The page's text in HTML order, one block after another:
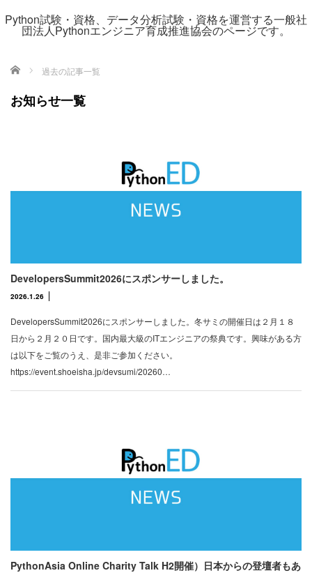
Python試験・資格、データ分析試験・資格を運営する一般社
団法人Pythonエンジニア育成推進協会のページです。
ホーム 過去の記事一覧
お知らせ一覧
DevelopersSummit2026にスポンサーしました。
2026.1.26
DevelopersSummit2026にスポンサーしました。冬サミの開催日は２月１８
日から２月２０日です。国内最大級のITエンジニアの祭典です。興味がある方
は以下をご覧のうえ、是非ご参加ください。
https://event.shoeisha.jp/devsumi/20260…
PythonAsia Online Charity Talk H2開催）日本からの登壇者もあ